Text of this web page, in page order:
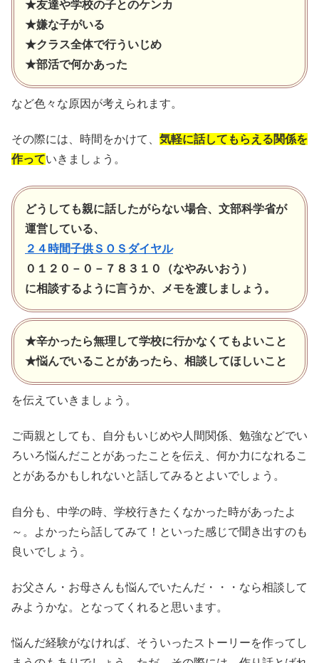
★友達や学校の子とのケンカ
★嫌な子がいる
★クラス全体で行ういじめ
★部活で何かあった
など色々な原因が考えられます。
その際には、時間をかけて、 気軽に話してもらえる関係を
作っていきましょう。
どうしても親に話したがらない場合、文部科学省が
運営している、
２４時間子供ＳＯＳダイヤル
０１２０－０－７８３１０（なやみいおう）
に相談するように言うか、メモを渡しましょう。
★辛かったら無理して学校に行かなくてもよいこと
★悩んでいることがあったら、相談してほしいこと
を伝えていきましょう。
ご両親としても、自分もいじめや人間関係、勉強などでい
ろいろ悩んだことがあったことを伝え、何か力になれるこ
とがあるかもしれないと話してみるとよいでしょう。
自分も、中学の時、学校行きたくなかった時があったよ
～。よかったら話してみて！といった感じで聞き出すのも
良いでしょう。
お父さん・お母さんも悩んでいたんだ・・・なら相談して
みようかな。となってくれると思います。
悩んだ経験がなければ、そういったストーリーを作ってし